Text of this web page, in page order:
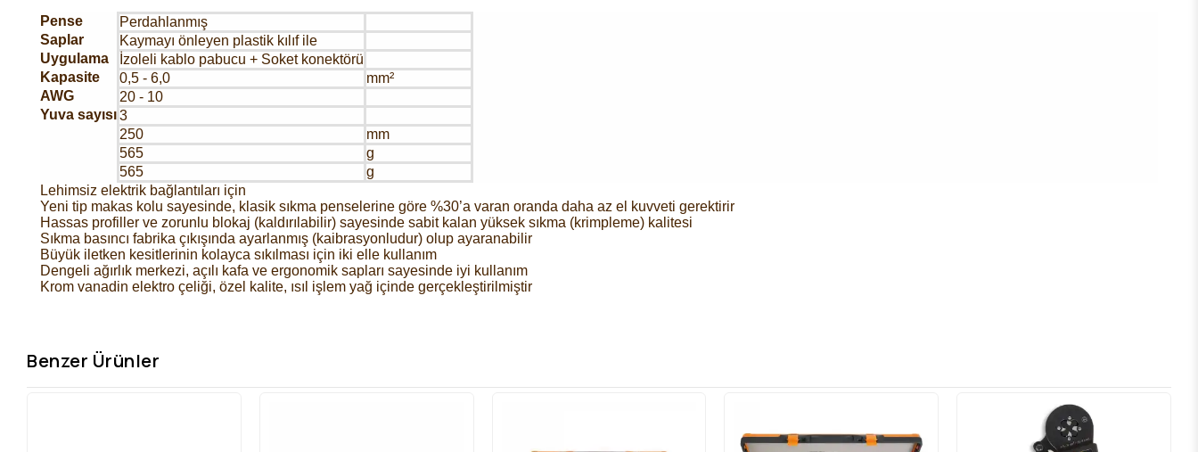
Pense
Perdahlanmış
Saplar
Kaymayı önleyen plastik kılıf ile
Uygulama
İzoleli kablo pabucu + Soket konektörü
Kapasite
0,5 - 6,0
mm²
AWG
20 - 10
Yuva sayısı3
250
mm
565
g
565
g
Lehimsiz elektrik bağlantıları için
Yeni tip makas kolu sayesinde, klasik sıkma penselerine göre %30’a varan oranda daha az el kuvveti gerektirir
Hassas profiller ve zorunlu blokaj (kaldırılabilir) sayesinde sabit kalan yüksek sıkma (krimpleme) kalitesi
Sıkma basıncı fabrika çıkışında ayarlanmış (kaibrasyonludur) olup ayaranabilir
Büyük iletken kesitlerinin kolayca sıkılması için iki elle kullanım
Dengeli ağırlık merkezi, açılı kafa ve ergonomik sapları sayesinde iyi kullanım
Krom vanadin elektro çeliği, özel kalite, ısıl işlem yağ içinde gerçekleştirilmiştir
Benzer Ürünler